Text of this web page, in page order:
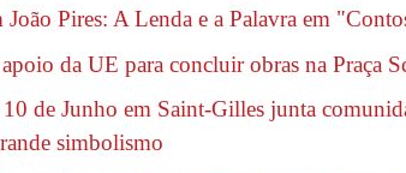
Pires: A Lenda e a Palavra em
da UE para concluir obras na Praça
de Junho em Saint-Gilles junta
simbolismo